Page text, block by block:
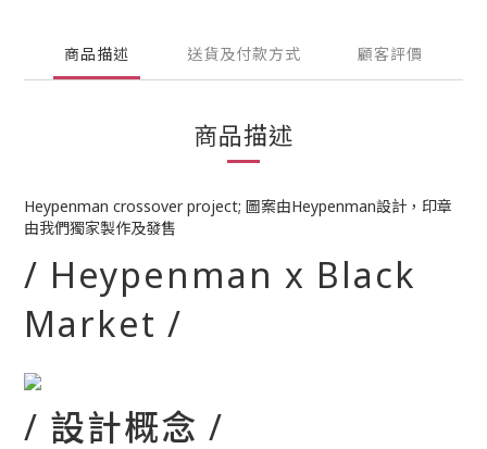
商品描述 送貨及付款方式 顧客評價
商品描述
Heypenman crossover project; 圖案由Heypenman設計，印章
由我們獨家製作及發售
/ Heypenman x Black
Market /
/ 設計概念 /